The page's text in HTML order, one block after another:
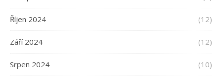
Říjen 2024 (12)
Září 2024 (12)
Srpen 2024 (10)